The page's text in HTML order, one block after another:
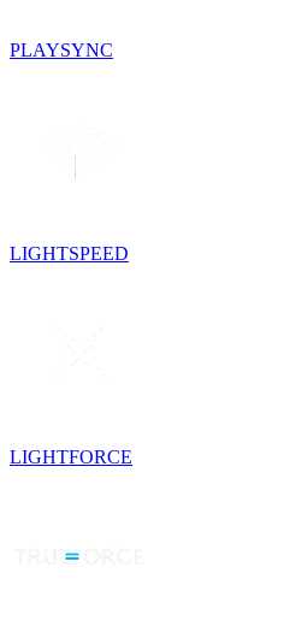
PLAYSYNC
LIGHTSPEED
LIGHTFORCE